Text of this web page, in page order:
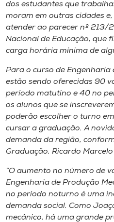
Editora
Rádio
Unoesc
Store
Selecione
dos estudantes que
moram em outras cidades
atender ao parecer nº 213/
Nacional de Educação, que
carga horária mínima de
Para o curso de Engenharia
estão sendo oferecidas 90
período matutino e 40 no
os alunos que se
poderão escolher o turno
cursar a graduação. A
demanda da região,
Graduação, Ricardo Marcelo
“O aumento no número de
Engenharia de Produção
no período noturno é uma
demanda social. Como
mecânico, há uma grande